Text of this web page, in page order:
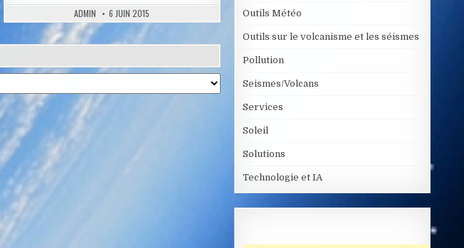
ADMIN 6 JUIN 2015 Outils Météo
Outils sur le volcanisme et les séismes
Pollution
Seismes/Volcans
Services
Soleil
Solutions
Technologie et IA